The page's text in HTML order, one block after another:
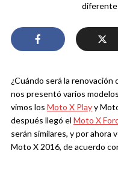
¿Cuándo será la renovación
nos presentó varios
vimos los Moto X Playy
después llegó el Moto X
serán similares, y por ahora
Moto X 2016, de acuerdo